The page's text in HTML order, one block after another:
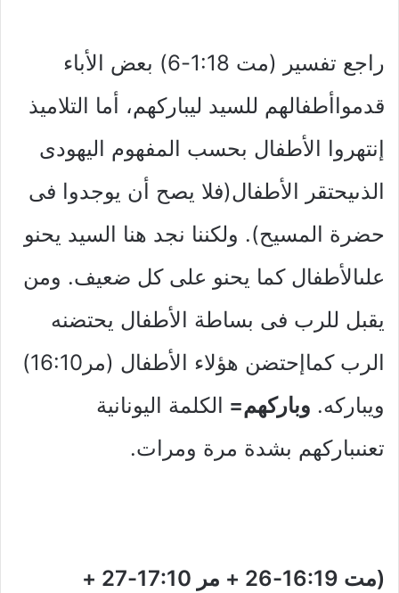
راجع تفسير (مت 1:18-6) بعض الأباء
قدمواأطفالهم للسيد ليباركهم، أما التلاميذ
إنتهروا الأطفال بحسب المفهوم اليهودى
الذىيحتقر الأطفال(فلا يصح أن يوجدوا فى
حضرة المسيح). ولكننا نجد هنا السيد يحنو
علىالأطفال كما يحنو على كل ضعيف. ومن
يقبل للرب فى بساطة الأطفال يحتضنه
الرب كماإحتضن هؤلاء الأطفال (مر16:10)
ويباركه. وباركهم= الكلمة اليونانية
تعنىباركهم بشدة مرة ومرات.
(مت 16:19-26 + مر 17:10-27 +